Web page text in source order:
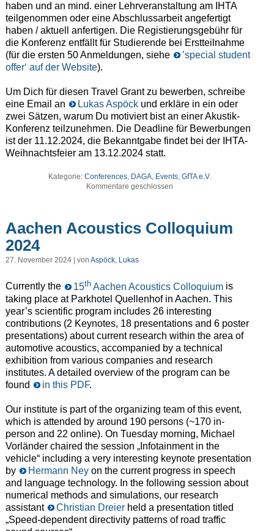
haben und an mind. einer Lehrveranstaltung am IHTA
teilgenommen oder eine Abschlussarbeit angefertigt
haben / aktuell anfertigen. Die Registierungsgebühr für
die Konferenz entfällt für Studierende bei Erstteilnahme
(für die ersten 50 Anmeldungen, siehe
’special student
offer‘ auf der Website).
Um Dich für diesen Travel Grant zu bewerben, schreibe
eine Email an
Lukas Aspöckund erkläre in ein oder
zwei Sätzen, warum Du motiviert bist an einer Akustik-
Konferenz teilzunehmen. Die Deadline für Bewerbungen
ist der 11.12.2024, die Bekanntgabe findet bei der IHTA-
Weihnachtsfeier am 13.12.2024 statt.
Kategorie: Conferences, DAGA, Events, GfTA e.V.
Kommentare geschlossen
Aachen Acoustics Colloquium
2024
27. November 2024 | von Aspöck, Lukas
Currently the 15thAachen Acoustics Colloquiumis
taking place at Parkhotel Quellenhof in Aachen. This
year’s scientific program includes 26 interesting
contributions (2 Keynotes, 18 presentations and 6 poster
presentations) about current research within the area of
automotive acoustics, accompanied by a technical
exhibition from various companies and research
institutes. A detailed overview of the program can be
found
in this PDF.
Our institute is part of the organizing team of this event,
which is attended by around 190 persons (~170 in-
person and 22 online). On Tuesday morning, Michael
Vorländer chaired the session „Infotainment in the
vehicle“ including a very interesting keynote presentation
by
Hermann Neyon the current progress in speech
and language technology. In the following session about
numerical methods and simulations, our research
assistant
Christian Dreierheld a presentation titled
„Speed-dependent directivity patterns of road traffic